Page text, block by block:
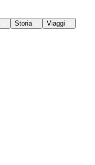
Storia Viaggi